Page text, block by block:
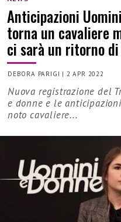
Anticipazioni
torna un cavaliere
ci sarà un ritorno
DEBORA PARIGI | 2 APR 2022
Nuova registrazione del
e donne e le
noto cavaliere...